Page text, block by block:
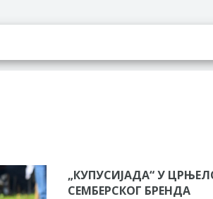
„КУПУСИЈАДА“ У
СЕМБЕРСКОГ БРЕНДА